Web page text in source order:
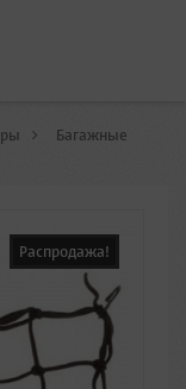
> Багажные
Распродажа!